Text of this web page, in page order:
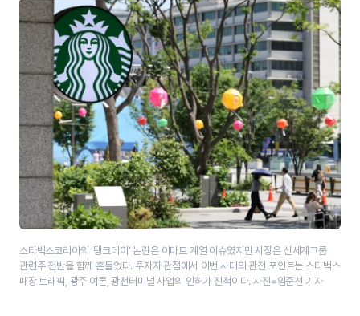
스타벅스코리아의 ‘탱크데이’ 논란은 이마트 계열 이슈였지만 시장은 신세계그룹
관련주 전반을 함께 흔들었다. 투자자 관점에서 이번 사태의 관전 포인트는 스타벅스
매장 트래픽, 광주 여론, 광천터미널 사업의 인허가 진척이다. 사진=임준선 기자